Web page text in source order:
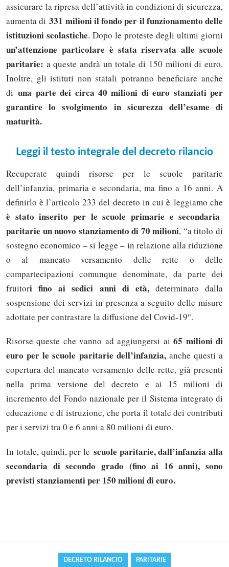
assicurare la ripresa dell’attività in condizioni di sicurezza,
aumenta di331 milioni il fondo per il funzionamento delle
istituzioni scolastiche. Dopo le proteste degli ultimi giorni
un’attenzione particolare è stata riservata alle scuole
paritarie: a queste andrà un totale di 150 milioni di euro.
Inoltre, gli istituti non statali potranno beneficiare anche
diuna parte dei circa 40 milioni di euro stanziati per
garantire lo svolgimento in sicurezza dell’esame di
maturità.
Leggi il testo integrale del decreto rilancio
Recuperate quindi risorse per le scuole paritarie
dell’infanzia, primaria e secondaria, ma fino a 16 anni. A
definirlo è l’articolo 233 del decreto in cui è leggiamo che
è stato inserito per le scuole primarie e secondaria
paritarie unnuovo stanziamento di 70 milioni, “a titolo di
sostegno economico – si legge – in relazione alla riduzione
o al mancato versamento delle rette o delle
compartecipazioni comunque denominate, da parte dei
fruitori fino ai sedici anni di età,determinato dalla
sospensione dei servizi in presenza a seguito delle misure
adottate per contrastare la diffusione del Covid-19″.
Risorse queste che vanno ad aggiungersi ai65 milioni di
euro per le scuole paritarie dell’infanzia,anche questi a
copertura del mancato versamento delle rette, già presenti
nella prima versione del decreto e ai 15 milioni di
incremento del Fondo nazionale per il Sistema integrato di
educazione e di istruzione, che porta il totale dei contributi
per i servizi tra 0 e 6 anni a 80 milioni di euro.
In totale, quindi, per le scuole paritarie, dall’infanzia alla
secondaria di secondo grado (fino ai 16 anni), sono
previsti stanziamenti per 150 milioni di euro.
DECRETO RILANCIO PARITARIE
Solo gli utenti registrati possono